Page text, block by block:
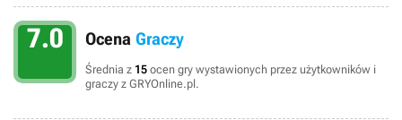
7.0 Ocena Graczy
Średnia z 15 ocen gry wystawionych przez użytkowników i
graczy z GRYOnline.pl.